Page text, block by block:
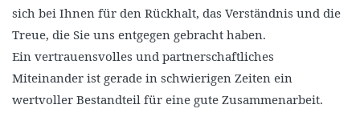
sich bei Ihnen für den Rückhalt, das Verständnis und die
Treue, die Sie uns entgegen gebracht haben.
Ein vertrauensvolles und partnerschaftliches
Miteinander ist gerade in schwierigen Zeiten ein
wertvoller Bestandteil für eine gute Zusammenarbeit.